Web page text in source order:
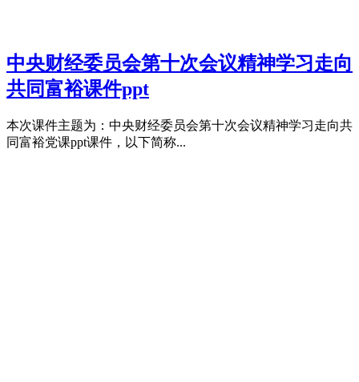
中央财经委员会第十次会议精神学习走向
共同富裕课件ppt
本次课件主题为：中央财经委员会第十次会议精神学习走向共
同富裕党课ppt课件，以下简称...